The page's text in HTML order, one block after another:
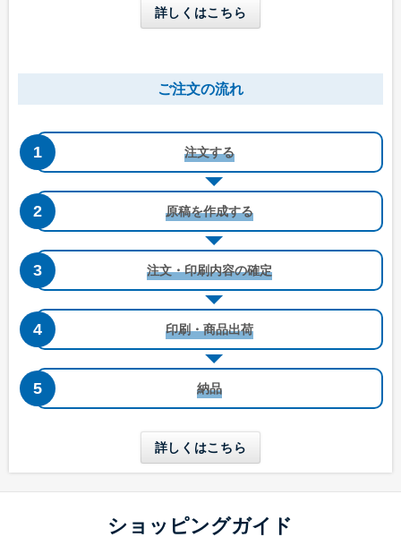
洋形4号タテ窓付き
W110 x H220 mm W110 x H220 mm
A5縦二つ折りが入る A5縦二つ折りが入る
B4用紙が折らずに入る B4用紙が折らずに入る
A4用紙が折らずに入る A4用紙が折らずに入る
B5用紙が折らずに入る A5用紙が折らずに入る
詳しくはこちら
ご注文の流れ
注文する
原稿を作成する
注文・印刷内容の確定
印刷・商品出荷
納品
詳しくはこちら
ショッピングガイド